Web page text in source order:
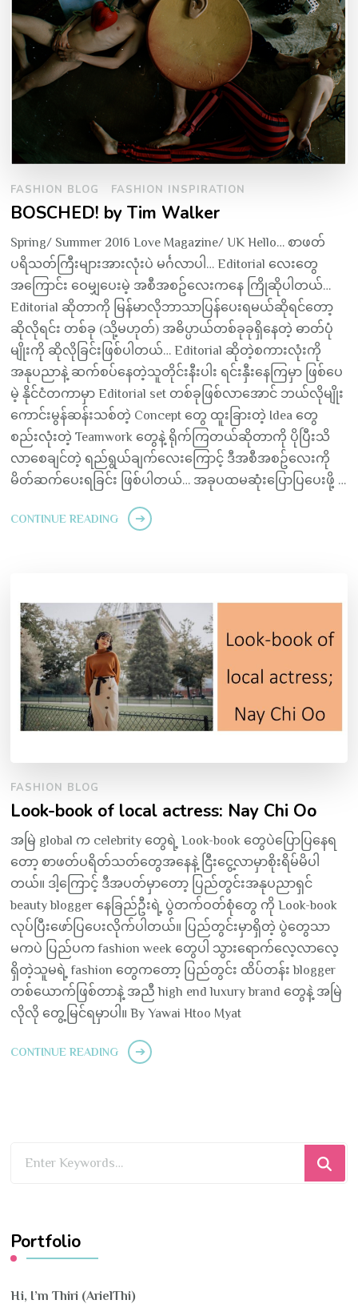
FASHION BLOG FASHION INSPIRATION
BOSCHED! by Tim Walker
Spring/ Summer 2016 Love Magazine/ UK Hello… စာဖတ်
ပရိသတ်ကြီးများအားလုံးပဲ မင်္ဂလာပါ… Editorial လေးတွေ
အကြောင်း ဝေမျှပေးမဲ့ အစီအစဥ်လေးကနေ ကြိုဆိုပါတယ်…
Editorial ဆိုတာကို မြန်မာလိုဘာသာပြန်ပေးရမယ်ဆိုရင်တော့
ဆိုလိုရင်း တစ်ခု (သို့မဟုတ်) အဓိပ္ပာယ်တစ်ခုခုရှိနေတဲ့ ဓာတ်ပုံ
မျိုးကို ဆိုလိုခြင်းဖြစ်ပါတယ်… Editorial ဆိုတဲ့စကားလုံးကို
အနုပညာနဲ့ ဆက်စပ်နေတဲ့သူတိုင်းနီးပါး ရင်းနှီးနေကြမှာ ဖြစ်ပေ
မဲ့ နိုင်ငံတကာမှာ Editorial set တစ်ခုဖြစ်လာအောင် ဘယ်လိုမျိုး
ကောင်းမွန်ဆန်းသစ်တဲ့ Concept တွေ ထူးခြားတဲ့ Idea တွေ
စည်းလုံးတဲ့ Teamwork တွေနဲ့ ရိုက်ကြတယ်ဆိုတာကို ပိုပြီးသိ
လာစေချင်တဲ့ ရည်ရွယ်ချက်လေးကြောင့် ဒီအစီအစဥ်လေးကို
မိတ်ဆက်ပေးရခြင်း ဖြစ်ပါတယ်… အခုပထမဆုံးပြောပြပေးဖို့ …
CONTINUE READING
FASHION BLOG
Look-book of local actress: Nay Chi Oo
အမြဲ global က celebrity တွေရဲ့ Look-book တွေပဲပြောပြနေရ
တော့ စာဖတ်ပရိတ်သတ်တွေအနေနဲ့ ငြီးငွေ့လာမှာစိုးရိမ်မိပါ
တယ်။ ဒါ့ကြောင့် ဒီအပတ်မှာတော့ ပြည်တွင်းအနုပညာရှင်
beauty blogger နေခြည်ဦးရဲ့ ပွဲတက်ဝတ်စုံတွေ ကို Look-book
လုပ်ပြီးဖော်ပြပေးလိုက်ပါတယ်။ ပြည်တွင်းမှာရှိတဲ့ ပွဲတွေသာ
မကပဲ ပြည်ပက fashion week တွေပါ သွားရောက်လေ့လာလေ့
ရှိတဲ့သူမရဲ့ fashion တွေကတော့ ပြည်တွင်း ထိပ်တန်း blogger
တစ်ယောက်ဖြစ်တာနဲ့ အညီ high end luxury brand တွေနဲ့ အမြဲ
လိုလို တွေ့မြင်ရမှာပါ။ By Yawai Htoo Myat
CONTINUE READING
Portfolio
Hi, I’m Thiri (ArielThi)